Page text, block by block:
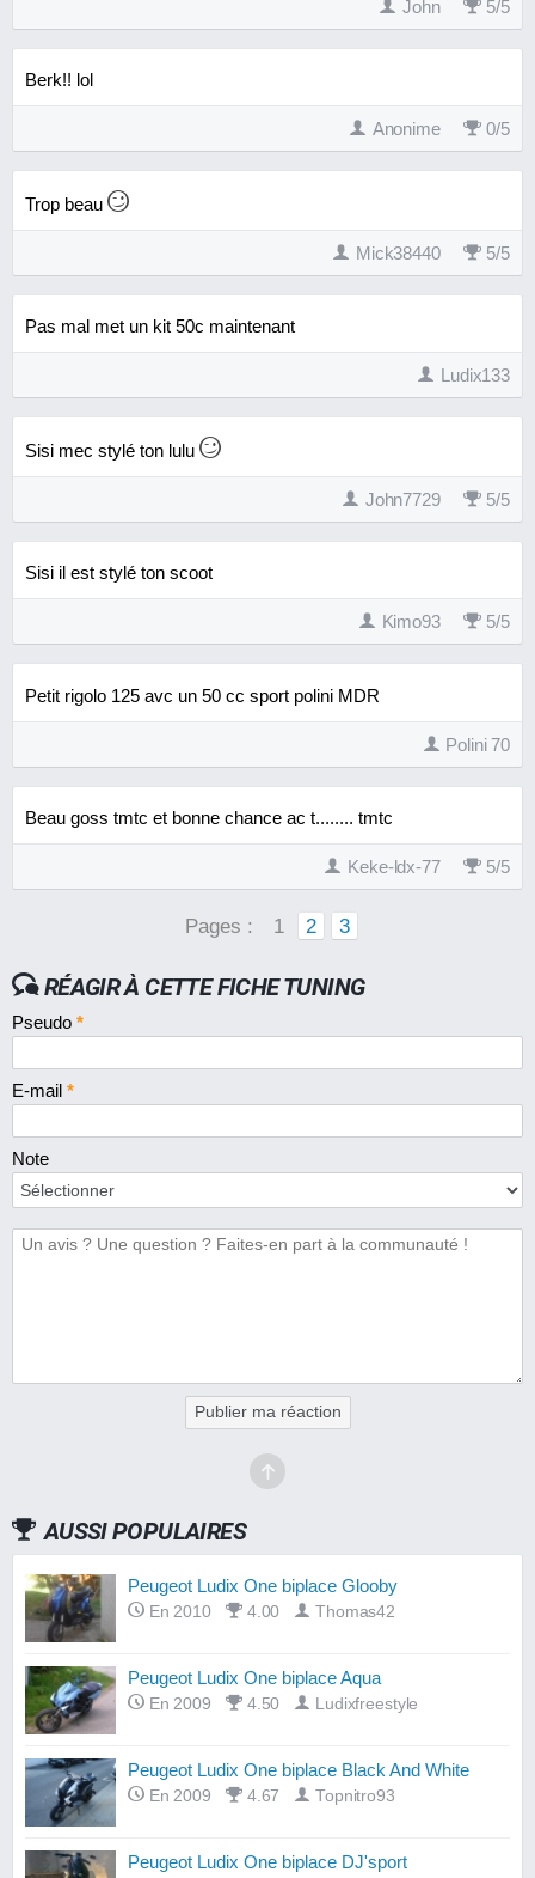
John 5/5
Berk!! lol
Anonime 0/5
Trop beau
Mick38440 5/5
Pas mal met un kit 50c maintenant
Ludix133
Sisi mec stylé ton lulu
John7729 5/5
Sisi il est stylé ton scoot
Kimo93 5/5
Petit rigolo 125 avc un 50 cc sport polini MDR
Polini 70
Beau goss tmtc et bonne chance ac t........ tmtc
Keke-ldx-77 5/5
Pages : 1 2 3
RÉAGIR À CETTE FICHE TUNING
Pseudo *
E-mail *
Note
Publier ma réaction
AUSSI POPULAIRES
Peugeot Ludix One biplace Glooby
En 2010 4.00 Thomas42
Peugeot Ludix One biplace Aqua
En 2009 4.50 Ludixfreestyle
Peugeot Ludix One biplace Black And White
En 2009 4.67 Topnitro93
Peugeot Ludix One biplace DJ'sport